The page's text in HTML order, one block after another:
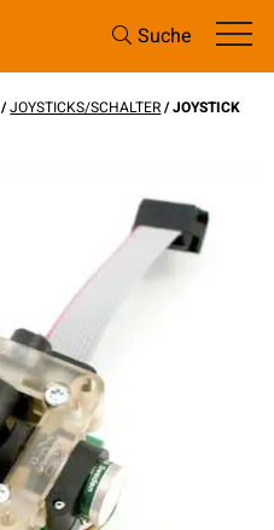
Suche
/JOYSTICKS/SCHALTER/ JOYSTICK